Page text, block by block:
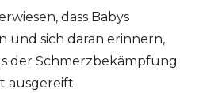
dass Babys
und sich daran erinnern,
der Schmerzbekämpfung
ausgereift.